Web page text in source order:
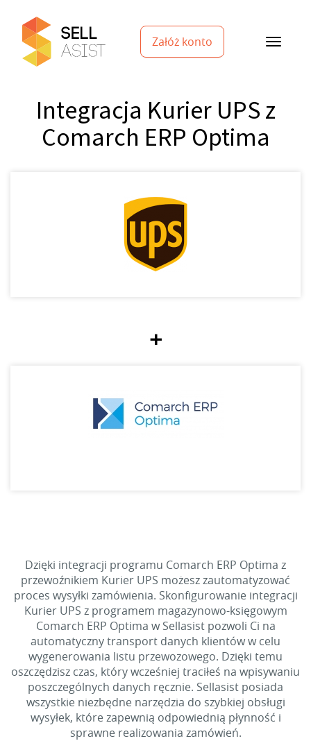
Załóż konto
Integracja Kurier UPS z
Comarch ERP Optima
+
Dzięki integracji programu Comarch ERP Optima z
przewoźnikiem Kurier UPS możesz zautomatyzować
proces wysyłki zamówienia. Skonfigurowanie integracji
Kurier UPS z programem magazynowo-księgowym
Comarch ERP Optima w Sellasist pozwoli Ci na
automatyczny transport danych klientów w celu
wygenerowania listu przewozowego. Dzięki temu
oszczędzisz czas, który wcześniej traciłeś na wpisywaniu
poszczególnych danych ręcznie. Sellasist posiada
wszystkie niezbędne narzędzia do szybkiej obsługi
wysyłek, które zapewnią odpowiednią płynność i
sprawne realizowania zamówień.